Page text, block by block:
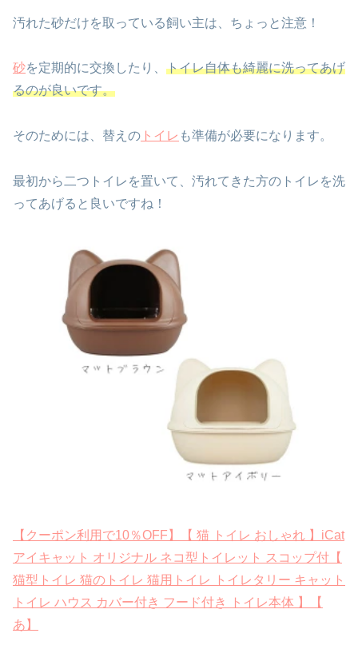
汚れた砂だけを取っている飼い主は、ちょっと注意！
砂を定期的に交換したり、 トイレ自体も綺麗に洗ってあげ
るのが良いです。
そのためには、替えの トイレ も準備が必要になります。
最初から二つトイレを置いて、汚れてきた方のトイレを洗
ってあげると良いですね！
【クーポン利用で10％OFF】【 猫 トイレ おしゃれ 】iCat
アイキャット オリジナル ネコ型トイレット スコップ付【
猫型トイレ 猫のトイレ 猫用トイレ トイレタリー キャット
トイレ ハウス カバー付き フード付き トイレ本体 】【
あ】